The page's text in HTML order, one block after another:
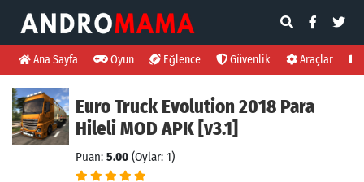
Ana Sayfa Oyun Eğlence Güvenlik Araçlar
Euro Truck Evolution 2018 Para
Hileli MOD APK [v3.1]
Puan: 5.00 (Oylar: 1)